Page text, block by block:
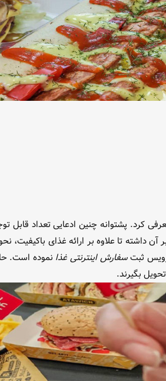
کرد. پشتوانه چنین ادعایی تعداد
داشته تا علاوه بر ارائه غذای
ثبتسفارش اینترنتی غذا نموده است.
بگیرند.